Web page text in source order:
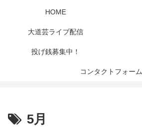
HOME
大道芸ライブ配信
投げ銭募集中！
コンタクトフォーム
5月